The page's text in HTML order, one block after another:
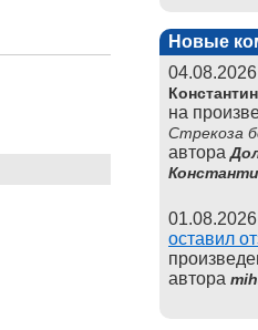
Новые
Константин
на
Стрекоза
автора
оставил
автора